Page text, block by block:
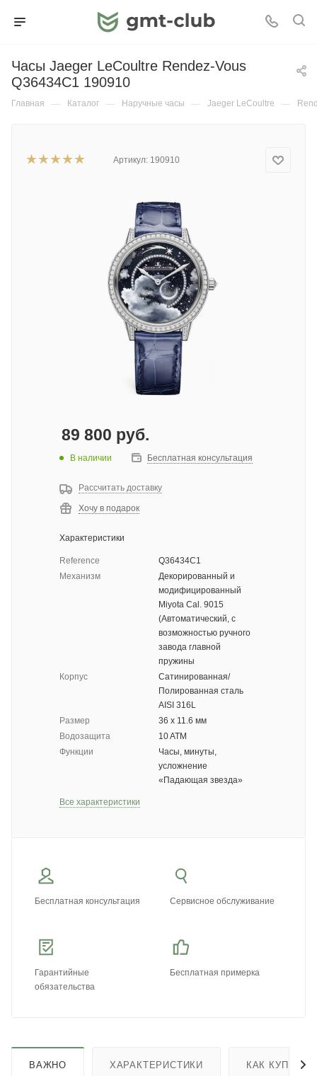
Часы Jaeger LeCoultre Rendez-Vous
Q36434C1 190910
Главная — Каталог — Наручные часы — Jaeger LeCoultre —
Артикул: 190910
89 800 руб.
В наличии Бесплатная консультация
Рассчитать доставку
Хочу в подарок
Характеристики
Reference
Q36434C1
Механизм
Декорированный и
модифицированный
Miyota Cal. 9015
(Автоматический, с
возможностью ручного
завода главной
пружины
Корпус
Сатинированная/
Полированная сталь
AISI 316L
Размер
36 х 11.6 мм
Водозащита
10 ATM
Функции
Часы, минуты,
усложнение
«Падающая звезда»
Все характеристики
Бесплатная консультация Сервисное обслуживание
Гарантийные
обязательства
Бесплатная примерка
ВАЖНО ХАРАКТЕРИСТИКИ КАК КУПИТЬ